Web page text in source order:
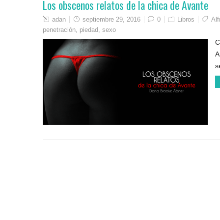
Los obscenos relatos de la chica de Avante
adan septiembre 29, 2016 0 Libros
penetración, piedad, sexo